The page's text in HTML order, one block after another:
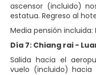
ascensor (incluido)
estatua. Regreso al
Media pensión
Día 7: Chiang rai -
Salida hacia el
vuelo (incluido) hacia